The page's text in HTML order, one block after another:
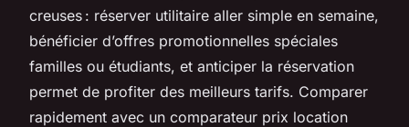
creuses : réserver utilitaire aller simple en semaine,
bénéficier d’offres promotionnelles spéciales
familles ou étudiants, et anticiper la réservation
permet de profiter des meilleurs tarifs. Comparer
rapidement avec un comparateur prix location